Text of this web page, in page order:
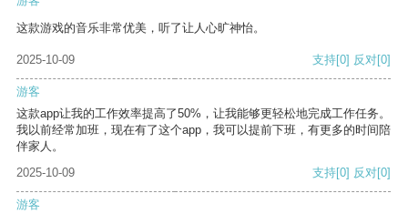
这款游戏的音乐非常优美，听了让人心旷神怡。
2025-10-09 支持[0] 反对[0]
游客
这款app让我的工作效率提高了50%，让我能够更轻松地完成工作任务。
我以前经常加班，现在有了这个app，我可以提前下班，有更多的时间陪
伴家人。
2025-10-09
支持[0] 反对[0]
游客